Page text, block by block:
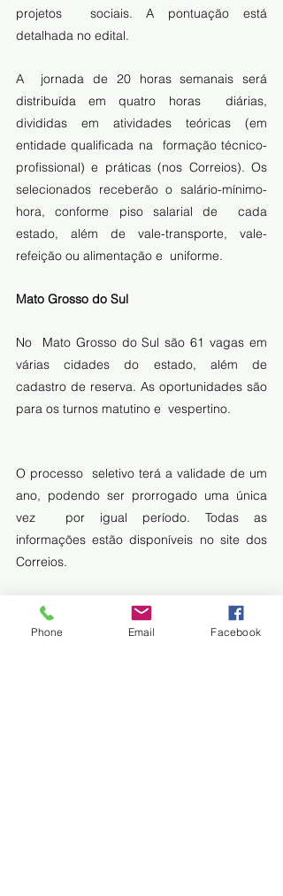
projetos  sociais. A pontuação está
detalhada no edital.
A  jornada de 20 horas semanais será
distribuída em quatro horas  diárias,
divididas em atividades teóricas (em
entidade qualificada na  formação técnico-
profissional) e práticas (nos Correios). Os
selecionados receberão o salário-mínimo-
hora, conforme piso salarial de  cada
estado, além de vale-transporte, vale-
refeição ou alimentação e  uniforme.
Mato Grosso do Sul
No  Mato Grosso do Sul são 61 vagas em
várias cidades do estado, além de
cadastro de reserva. As oportunidades são
para os turnos matutino e  vespertino.
O processo  seletivo terá a validade de um
ano, podendo ser prorrogado uma única
vez  por igual período. Todas as
informações estão disponíveis no site dos
Correios.
Fonte: DIARIOCORUMBAENSE
http://diarionline.com.br/?
Phone Email Facebook